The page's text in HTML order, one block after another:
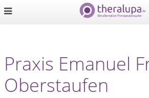
Praxis Emanuel
Oberstaufen